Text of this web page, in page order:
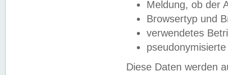
Meldung, ob der
Browsertyp und
verwendetes
Diese Daten werden